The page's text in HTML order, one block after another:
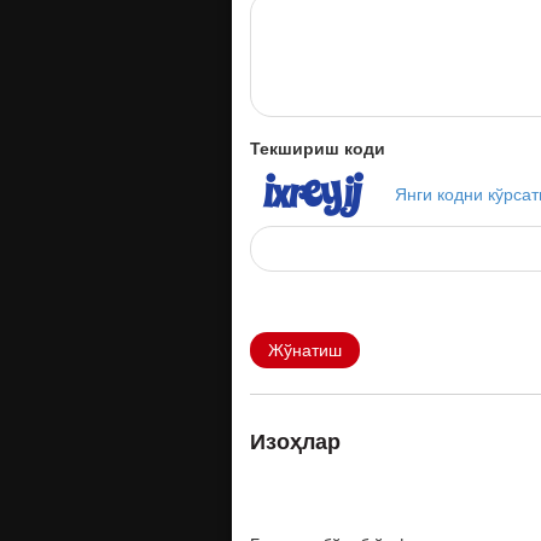
Текшириш коди
Янги кодни
Жўнатиш
Изоҳлар